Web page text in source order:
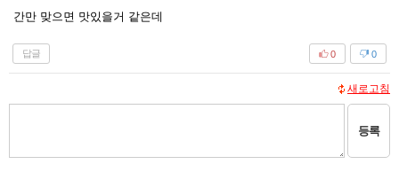
간만 맞으면 맛있을거 같은데
답글 0
0
새로고침
등록